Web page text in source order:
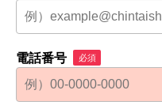
電話番号 必須